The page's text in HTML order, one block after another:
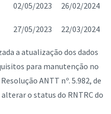
02/05/2023 26/02/2024
27/05/2023 22/03/2024
a atualização dos dados
para manutenção no
ANTT nº. 5.982, de
o status do RNTRC do